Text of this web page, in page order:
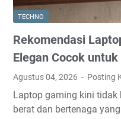
TECHNO
Rekomendasi
Elegan Cocok
Agustus 04, 2026 Posting
Laptop gaming kini tidak
berat dan bertenaga
R